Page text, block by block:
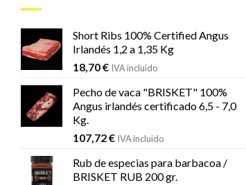
Short Ribs 100% Certified Angus
Irlandés 1,2 a 1,35 Kg
18,70€ IVA incluido
Pecho de vaca "BRISKET" 100%
Angus irlandés certificado 6,5 - 7,0
Kg.
107,72€ IVA incluido
Rub de especias para barbacoa /
BRISKET RUB 200 gr.